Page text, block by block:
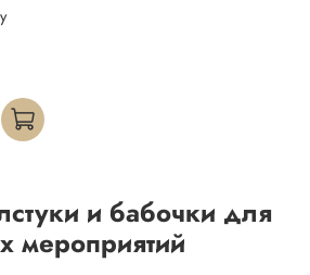
и бабочки для
мероприятий